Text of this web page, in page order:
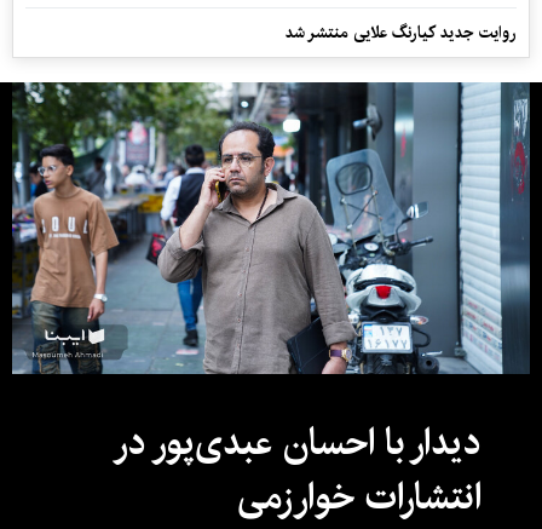
روایت جدید کیارنگ علایی منتشر شد
دیدار با احسان عبدی‌پور در
انتشارات خوارزمی